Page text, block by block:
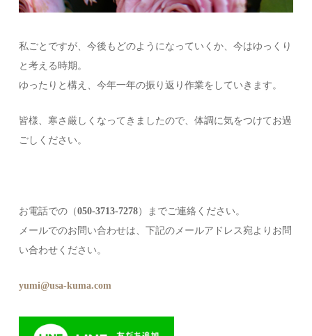
私ごとですが、今後もどのようになっていくか、今はゆっくり
と考える時期。
ゆったりと構え、今年一年の振り返り作業をしていきます。
皆様、寒さ厳しくなってきましたので、体調に気をつけてお過
ごしください。
お電話での（050-3713-7278）までご連絡ください。
メールでのお問い合わせは、下記のメールアドレス宛よりお問
い合わせください。
yumi@usa-kuma.com